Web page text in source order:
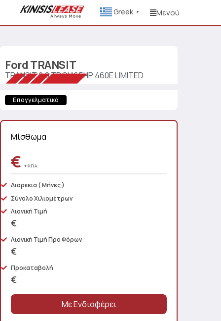
Greek ▼ Μενού
Ford TRANSIT
TRANSIT 2.0 TDCI 165HP 460E LIMITED
Επαγγελματικά
Μίσθωμα
€ + Φ.Π.Α.
Διάρκεια ( Μήνες )
Σύνολο Χιλιομέτρων
Λιανική Τιμή
€
Λιανική Τιμή Προ Φόρων
€
Προκαταβολή
€